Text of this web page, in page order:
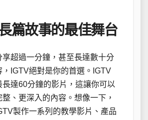
篇故事的最佳舞台
享超過一分鐘，甚至長達數十分
IGTV絕對是你的首選。IGTV
長達60分鐘的影片，這讓你可以
、更深入的內容。想像一下，
製作一系列的教學影片、產品